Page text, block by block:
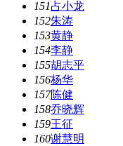
151占小龙
152朱涛
153黄静
154李静
155胡志平
156杨华
157陈健
158乔晓辉
159王征
160谢慧明